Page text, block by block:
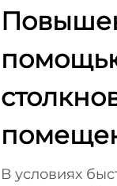
В условиях